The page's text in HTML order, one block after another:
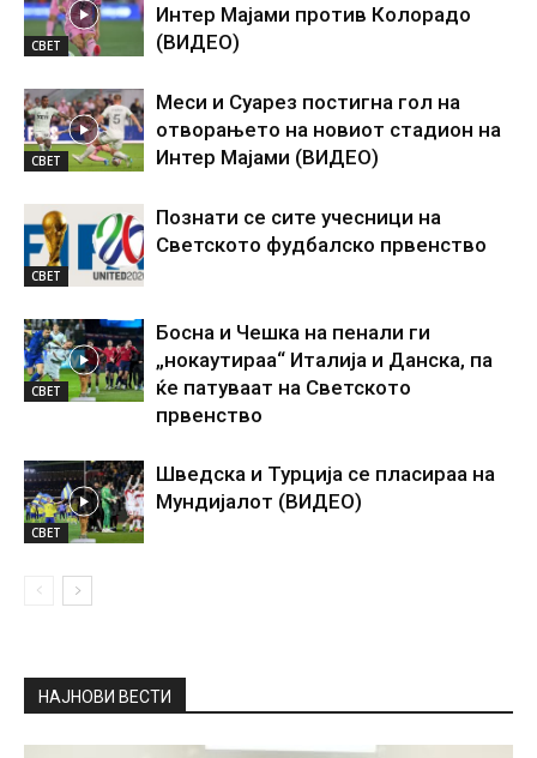
СВЕТ
Интер Мајами против Колорадо
(ВИДЕО)
СВЕТ
Меси и Суарез постигна гол на
отворањето на новиот стадион на
Интер Мајами (ВИДЕО)
СВЕТ
Познати се сите учесници на
Светското фудбалско првенство
СВЕТ
Босна и Чешка на пенали ги
„нокаутираа“ Италија и Данска, па
ќе патуваат на Светското
првенство
СВЕТ
Шведска и Турција се пласираа на
Мундијалот (ВИДЕО)
НАЈНОВИ ВЕСТИ